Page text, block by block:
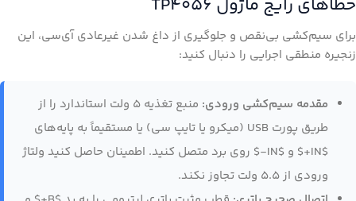
برای سیم‌کشی بی‌نقص و جلوگیری از داغ شدن غیرعادی آی‌سی، این
زنجیره منطقی اجرایی را دنبال کنید:
مقدمه سیم‌کشی ورودی:
منبع تغذیه ۵ ولت استاندارد را از
طریق پورت USB (میکرو یا تایپ سی) یا مستقیماً به پایه‌های
$IN+$ و $IN-$ روی برد متصل کنید. اطمینان حاصل کنید ولتاژ
ورودی از ۵.۵ ولت تجاوز نکند.